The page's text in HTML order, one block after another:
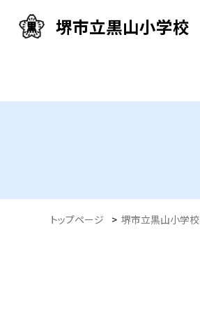
堺市立黒山小学校
トップページ > 堺市立黒山小学校